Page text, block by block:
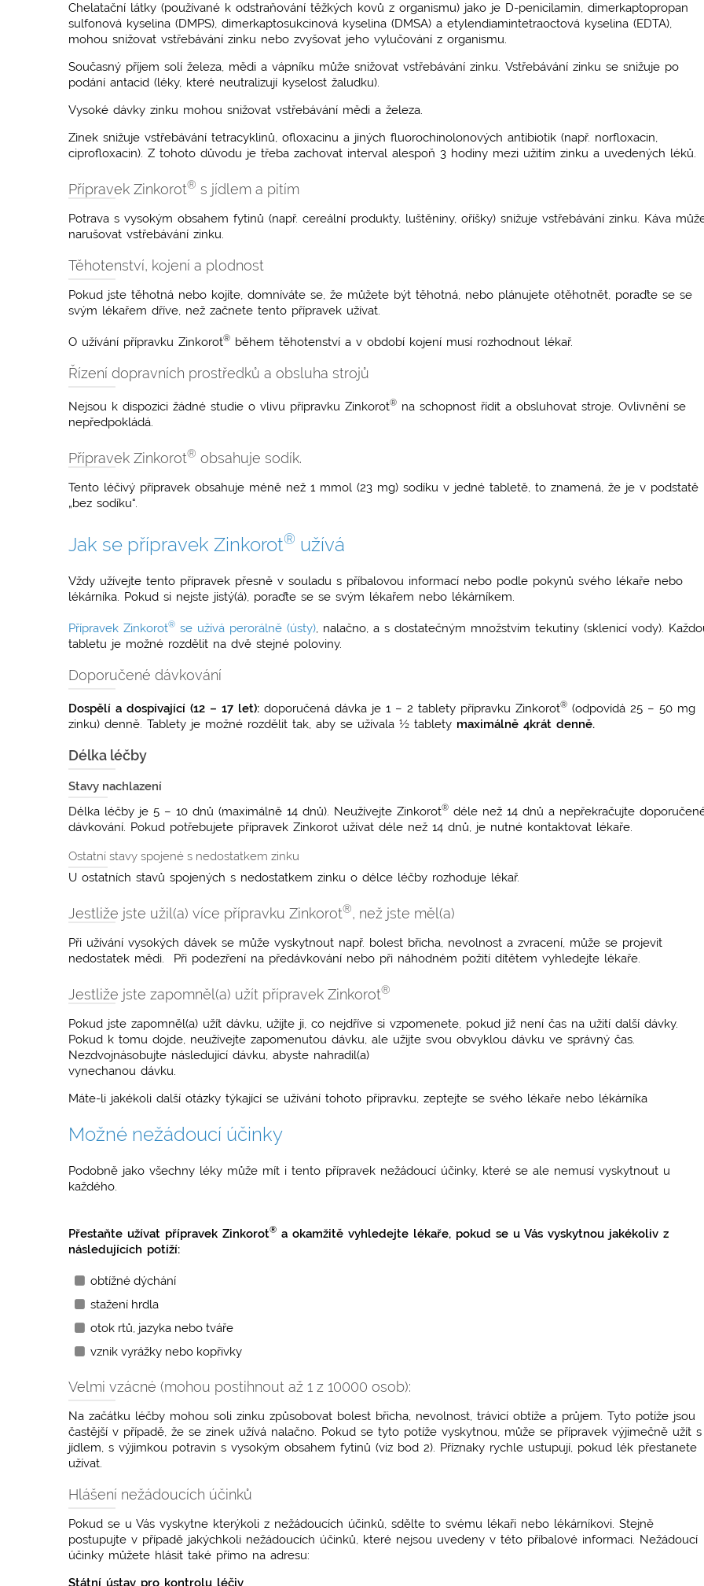
Chelatační látky (používané k odstraňování těžkých kovů z organismu) jako je D-penicilamin, dimerkaptopropan
sulfonová kyselina (DMPS), dimerkaptosukcinová kyselina (DMSA) a etylendiamintetraoctová kyselina (EDTA),
mohou snižovat vstřebávání zinku nebo zvyšovat jeho vylučování z organismu.
Současný příjem solí železa, mědi a vápníku může snižovat vstřebávání zinku. Vstřebávání zinku se snižuje po
podání antacid (léky, které neutralizují kyselost žaludku).
Vysoké dávky zinku mohou snižovat vstřebávání mědi a železa.
Zinek snižuje vstřebávání tetracyklinů, ofloxacinu a jiných fluorochinolonových antibiotik (např. norfloxacin,
ciprofloxacin). Z tohoto důvodu je třeba zachovat interval alespoň 3 hodiny mezi užitím zinku a uvedených léků.
Přípravek Zinkorot® s jídlem a pitím
Potrava s vysokým obsahem fytinů (např. cereální produkty, luštěniny, oříšky) snižuje vstřebávání zinku. Káva
narušovat vstřebávání zinku.
Těhotenství, kojení a plodnost
Pokud jste těhotná nebo kojíte, domníváte se, že můžete být těhotná, nebo plánujete otěhotnět, poraďte se se
svým lékařem dříve, než začnete tento přípravek užívat.
O užívání přípravku Zinkorot® během těhotenství a v období kojení musí rozhodnout lékař.
Řízení dopravních prostředků a obsluha strojů
Nejsou k dispozici žádné studie o vlivu přípravku Zinkorot® na schopnost řídit a obsluhovat stroje. Ovlivnění se
nepředpokládá.
Přípravek Zinkorot® obsahuje sodík.
Tento léčivý přípravek obsahuje méně než 1 mmol (23 mg) sodíku v jedné tabletě, to znamená, že je v podstatě
„bez sodíku“.
Jak se přípravek Zinkorot® užívá
Vždy užívejte tento přípravek přesně v souladu s příbalovou informací nebo podle pokynů svého lékaře nebo
lékárníka. Pokud si nejste jistý(á), poraďte se se svým lékařem nebo lékárníkem.
Přípravek Zinkorot® se užívá perorálně (ústy), nalačno, a s dostatečným množstvím tekutiny (sklenicí vody).
tabletu je možné rozdělit na dvě stejné poloviny.
Doporučené dávkování
Dospělí a dospívající (12 – 17 let): doporučená dávka je 1 – 2 tablety přípravku Zinkorot® (odpovídá 25 – 50 mg
zinku) denně. Tablety je možné rozdělit tak, aby se užívala ½ tablety maximálně 4krát denně.
Délka léčby
Stavy nachlazení
Délka léčby je 5 – 10 dnů (maximálně 14 dnů). Neužívejte Zinkorot® déle než 14 dnů a nepřekračujte
dávkování. Pokud potřebujete přípravek Zinkorot užívat déle než 14 dnů, je nutné kontaktovat lékaře.
Ostatní stavy spojené s nedostatkem zinku
U ostatních stavů spojených s nedostatkem zinku o délce léčby rozhoduje lékař.
Jestliže jste užil(a) více přípravku Zinkorot®, než jste měl(a)
Při užívání vysokých dávek se může vyskytnout např. bolest břicha, nevolnost a zvracení, může se projevit
nedostatek mědi. Při podezření na předávkování nebo při náhodném požití dítětem vyhledejte lékaře.
Jestliže jste zapomněl(a) užít přípravek Zinkorot®
Pokud jste zapomněl(a) užít dávku, užijte ji, co nejdříve si vzpomenete, pokud již není čas na užití další dávky.
Pokud k tomu dojde, neužívejte zapomenutou dávku, ale užijte svou obvyklou dávku ve správný čas.
Nezdvojnásobujte následující dávku, abyste nahradil(a)
vynechanou dávku.
Máte-li jakékoli další otázky týkající se užívání tohoto přípravku, zeptejte se svého lékaře nebo lékárníka
Možné nežádoucí účinky
Podobně jako všechny léky může mít i tento přípravek nežádoucí účinky, které se ale nemusí vyskytnout u
každého.
Přestaňte užívat přípravek Zinkorot® a okamžitě vyhledejte lékaře, pokud se u Vás vyskytnou jakékoliv z
následujících potíží:
obtížné dýchání
stažení hrdla
otok rtů, jazyka nebo tváře
vznik vyrážky nebo kopřivky
Velmi vzácné (mohou postihnout až 1 z 10000 osob):
Na začátku léčby mohou soli zinku způsobovat bolest břicha, nevolnost, trávicí obtíže a průjem. Tyto potíže jsou
častější v případě, že se zinek užívá nalačno. Pokud se tyto potíže vyskytnou, může se přípravek výjimečně užít s
jídlem, s výjimkou potravin s vysokým obsahem fytinů (viz bod 2). Příznaky rychle ustupují, pokud lék přestanete
užívat.
Hlášení nežádoucích účinků
Pokud se u Vás vyskytne kterýkoli z nežádoucích účinků, sdělte to svému lékaři nebo lékárníkovi. Stejně
postupujte v případě jakýchkoli nežádoucích účinků, které nejsou uvedeny v této příbalové informaci. Nežádoucí
účinky můžete hlásit také přímo na adresu:
Státní ústav pro kontrolu léčiv